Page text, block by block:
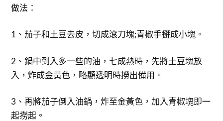
做法：
1、茄子和土豆去皮，切成滾刀塊;青椒手掰成小塊。
2、鍋中到入多一些的油，七成熱時，先將土豆塊放
入，炸成金黃色，略顯透明時撈出備用。
3、再將茄子倒入油鍋，炸至金黃色，加入青椒塊即一
起撈起。